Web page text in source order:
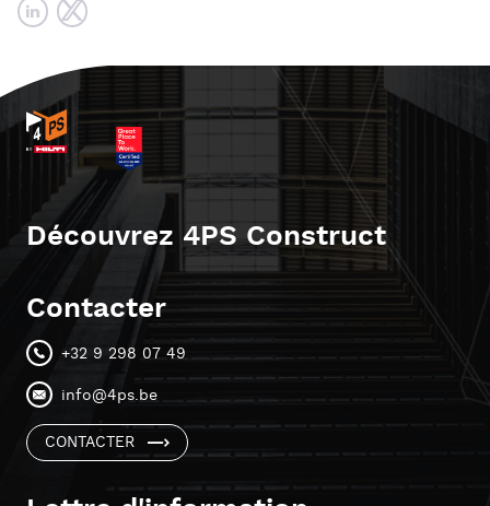
Découvrez 4PS Construct
Contacter
+32 9 298 07 49
info@4ps.be
CONTACTER